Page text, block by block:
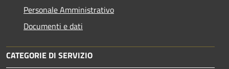
Personale Amministrativo
Documenti e dati
CATEGORIE DI SERVIZIO